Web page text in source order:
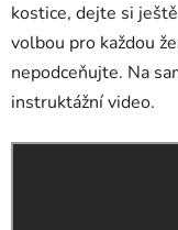
kostice, dejte si
volbou pro každou
nepodceňujte. Na
instruktážní video.